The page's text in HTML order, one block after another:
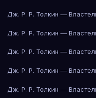
Дж. Р. Р. Толкин —
Дж. Р. Р. Толкин —
Дж. Р. Р. Толкин —
Дж. Р. Р. Толкин —
Дж. Р. Р. Толкин —